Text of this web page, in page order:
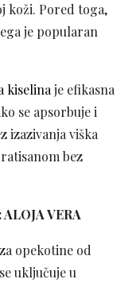
koži. Pored toga,
je popularan
kiselina je efikasna
se apsorbuje i
izazivanja viška
bez
VERA
opekotine od
uključuje u